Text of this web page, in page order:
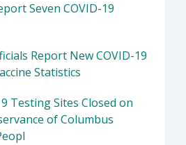
Seven COVID-19
Report New COVID-19
Statistics
Testing Sites Closed on
of Columbus